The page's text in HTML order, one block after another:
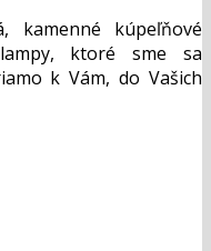
kamenné kúpeľňové
ktoré sme sa
k Vám, do Vašich